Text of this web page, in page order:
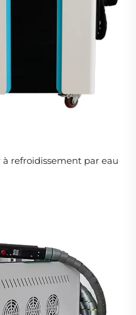
refroidissement par eau